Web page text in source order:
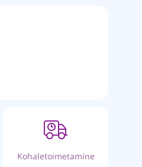
Kohaletoimetamine